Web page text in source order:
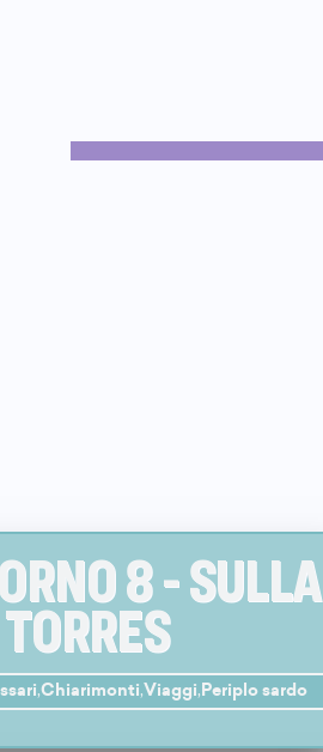
8 - SULLA
,Chiarimonti,Viaggi, Periplo sardo